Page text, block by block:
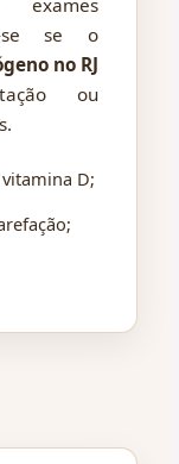
exames
se se o
no RJ
ou
D;